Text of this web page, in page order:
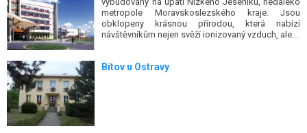
metropole Moravskoslezského kraje. Jsou
obklopeny krásnou přírodou, která nabízí
návštěvníkům nejen svěží ionizovaný vzduch, ale...
Bítov u Ostravy